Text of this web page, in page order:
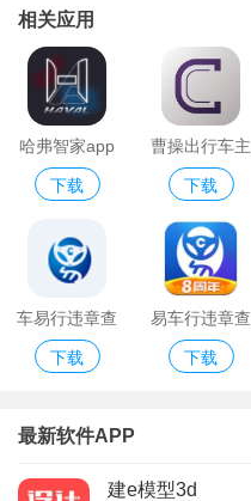
相关应用
哈弗智家app
下载
曹操出行车主
端app
下载
车易行违章查
询手机版
下载
易车行违章查
询
下载
最新软件APP
建e模型3d